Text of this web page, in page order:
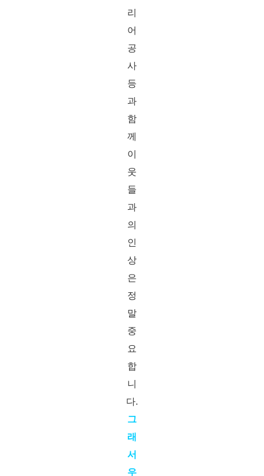
리
어
공
사
등
과
함
께
이
웃
들
과
의
인
상
은
정
말
중
요
합
니
다.​
그
래
서
우